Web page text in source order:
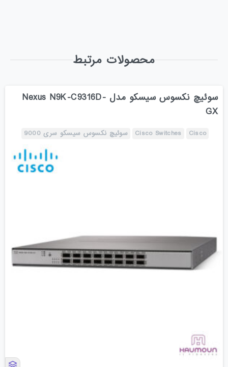
محصولات مرتبط
سوئیچ نکسوس سیسکو مدل Nexus N9K-C9316D-
GX
Cisco
Cisco Switches سوئیچ نکسوس سیسکو سری 9000